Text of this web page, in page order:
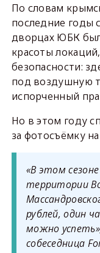
По словам
последние годы
дворцах ЮБК
красоты
безопасности:
под воздушную
испорченный
Но в этом году
за фотосъёмку
«В этом
территории
рублей, один
можно
собеседница